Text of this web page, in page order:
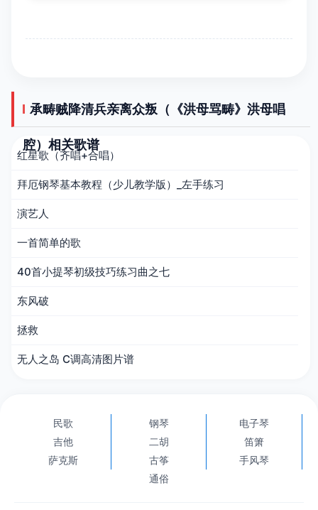
承畴贼降清兵亲离众叛（《洪母骂畴》洪母唱
腔）相关歌谱
红星歌（齐唱+合唱）
拜厄钢琴基本教程（少儿教学版）_左手练习
演艺人
一首简单的歌
40首小提琴初级技巧练习曲之七
东风破
拯救
无人之岛 C调高清图片谱
民歌 钢琴
电子琴
吉他
二胡
笛箫
萨克斯
古筝
手风琴
通俗